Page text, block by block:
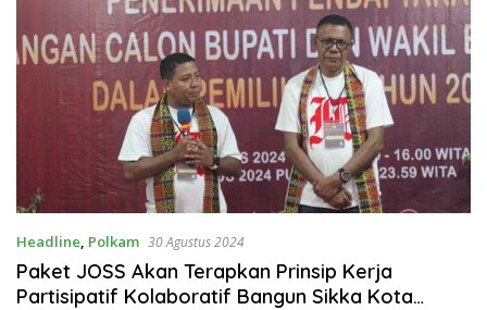
Headline, Polkam 30 Agustus 2024
Paket JOSS Akan Terapkan Prinsip Kerja
Partisipatif Kolaboratif Bangun Sikka Kota